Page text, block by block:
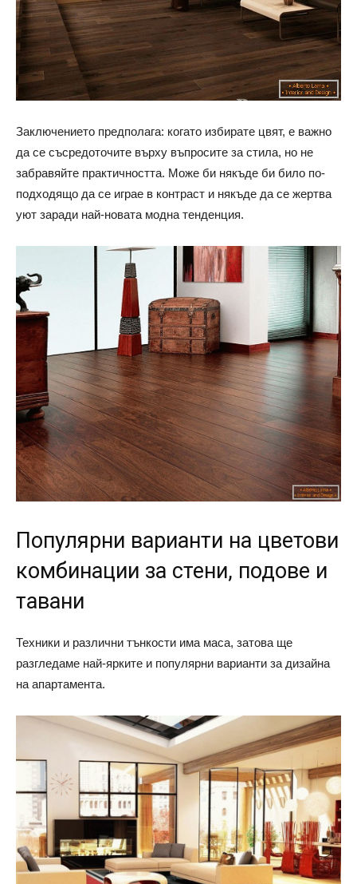
Заключението предполага: когато избирате цвят, е важно
да се съсредоточите върху въпросите за стила, но не
забравяйте практичността. Може би някъде би било по-
подходящо да се играе в контраст и някъде да се жертва
уют заради най-новата модна тенденция.
Популярни варианти на цветови
комбинации за стени, подове и
тавани
Техники и различни тънкости има маса, затова ще
разгледаме най-ярките и популярни варианти за дизайна
на апартамента.